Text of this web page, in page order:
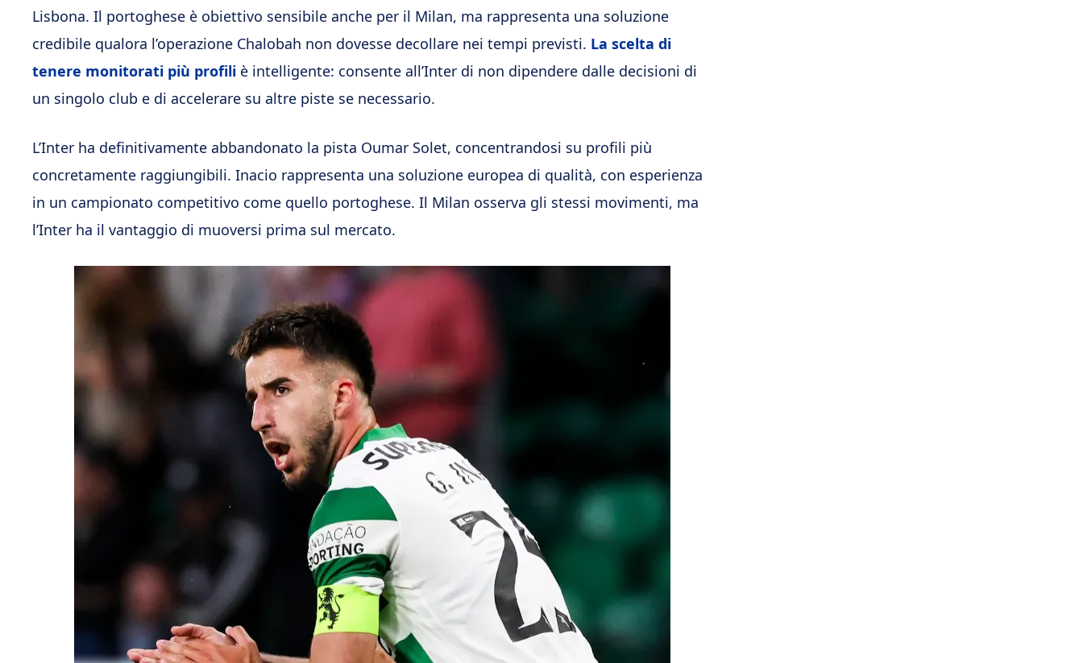
Lisbona. Il portoghese è obiettivo sensibile anche per il Milan, ma rappresenta una soluzione
credibile qualora l’operazione Chalobah non dovesse decollare nei tempi previsti. La scelta di
tenere monitorati più profili è intelligente: consente all’Inter di non dipendere dalle decisioni di
un singolo club e di accelerare su altre piste se necessario.
L’Inter ha definitivamente abbandonato la pista Oumar Solet, concentrandosi su profili più
concretamente raggiungibili. Inacio rappresenta una soluzione europea di qualità, con esperienza
in un campionato competitivo come quello portoghese. Il Milan osserva gli stessi movimenti, ma
l’Inter ha il vantaggio di muoversi prima sul mercato.